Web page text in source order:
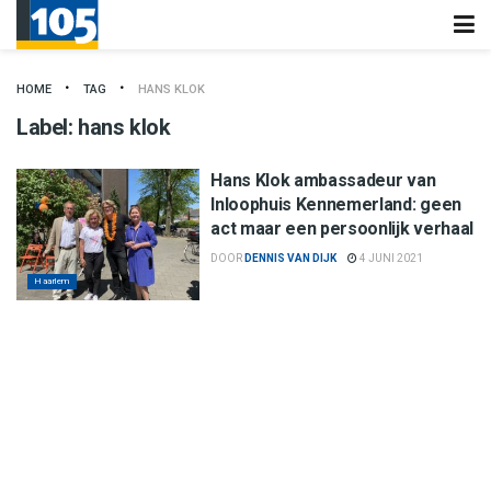
HOME TAG HANS KLOK
Label: hans klok
Haarlem
Hans Klok ambassadeur van
Inloophuis Kennemerland: geen
act maar een persoonlijk verhaal
DOOR DENNIS VAN DIJK 4 JUNI 2021